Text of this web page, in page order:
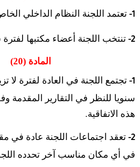
1- تعتمد اللجنة النظام الداخلي
2- تنتخب اللجنة أعضاء مكتبها
المادة (20)
1- تجتمع اللجنة في العادة لفترة لا
هذه الاتفاقية.
2- تعقد اجتماعات اللجنة عادة في
في أي مكان مناسب آخر تحدده